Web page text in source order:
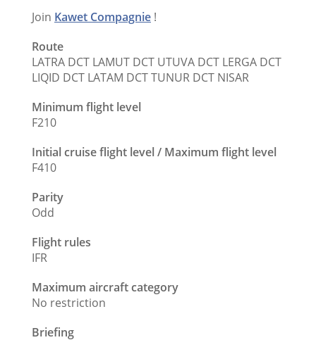
Join Kawet Compagnie !
Route
LATRA DCT LAMUT DCT UTUVA DCT LERGA DCT
LIQID DCT LATAM DCT TUNUR DCT NISAR
Minimum flight level
F210
Initial cruise flight level / Maximum flight level
F410
Parity
Odd
Flight rules
IFR
Maximum aircraft category
No restriction
Briefing